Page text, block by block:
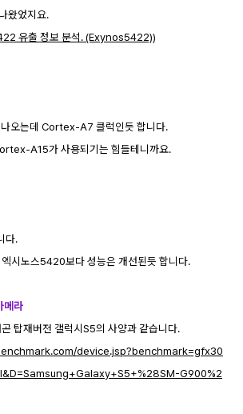
왔었지요.
유출 정보 분석. (Exynos5422))
오는데 Cortex-A7 클럭인듯 합니다.
A15가 사용되기는 힘들테니까요.
다.
시노스5420보다 성능은 개선된듯 합니다.
메라
탑재버전 갤럭시S5의 사양과 같습니다.
device.jsp?benchmark=gfx30
G900%2